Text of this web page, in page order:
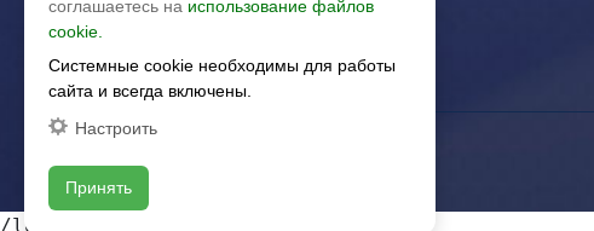
/local/templates/artkeramika_new
соглашаетесь на использование файлов
cookie.
Системные cookie необходимы для работы
сайта и всегда включены.
Настроить
Принять